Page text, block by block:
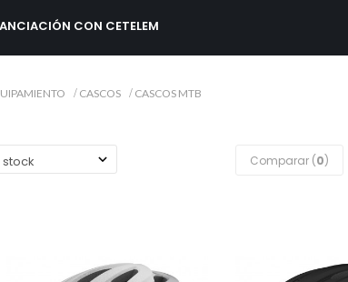
CON CETELEM
CASCOS CASCOS MTB
Comparar (0)